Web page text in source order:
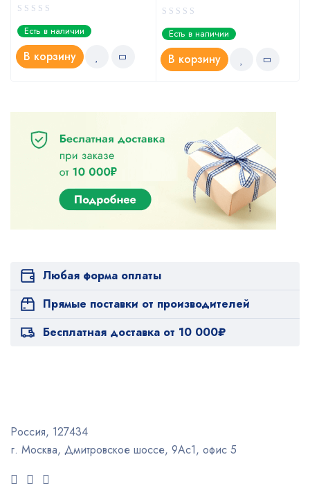
Есть в наличии
В корзину
Есть в наличии
В корзину
Любая форма оплаты
Прямые поставки от производителей
Бесплатная доставка от 10 000₽
Россия, 127434
г. Москва, Дмитровское шоссе, 9Ас1, офис 5